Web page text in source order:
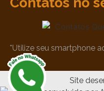
*Utilize seu smartphone
Site